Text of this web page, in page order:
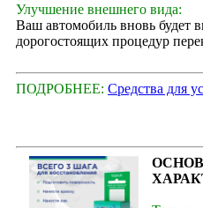
Улучшение внешнего вида:
Ваш автомобиль вновь будет
дорогостоящих процедур
ПОДРОБНЕЕ: Средства для